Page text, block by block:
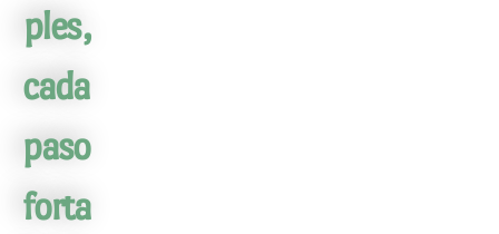
ples,
cada
paso
forta